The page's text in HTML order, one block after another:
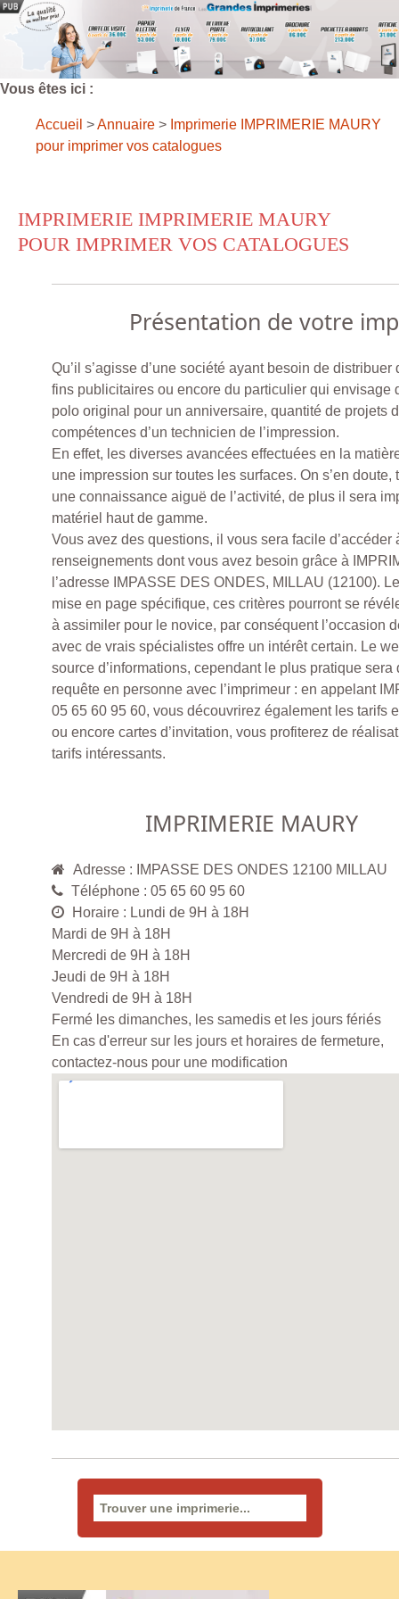
Vous êtes ici :
Accueil >Annuaire > Imprimerie IMPRIMERIE MAURY
pour imprimer vos catalogues
IMPRIMERIE IMPRIMERIE MAURY
POUR IMPRIMER VOS CATALOGUES
Présentation de votre
Qu’il s’agisse d’une société ayant besoin de
fins publicitaires ou encore du particulier qui envisage
polo original pour un anniversaire, quantité de projets
compétences d’un technicien de l’impression.
En effet, les diverses avancées effectuées en la
une impression sur toutes les surfaces. On s’en
une connaissance aiguë de l’activité, de plus il sera
matériel haut de gamme.
Vous avez des questions, il vous sera facile d’accéder
renseignements dont vous avez besoin grâce à
l’adresse IMPASSE DES ONDES, MILLAU (12100).
mise en page spécifique, ces critères pourront se
à assimiler pour le novice, par conséquent l’occasion
avec de vrais spécialistes offre un intérêt certain. Le
source d’informations, cependant le plus pratique sera
requête en personne avec l’imprimeur : en appelant
05 65 60 95 60, vous découvrirez également les tarifs
ou encore cartes d’invitation, vous profiterez de
tarifs intéressants.
IMPRIMERIE MAURY
Adresse : IMPASSE DES ONDES 12100 MILLAU
Téléphone : 05 65 60 95 60
Horaire : Lundi de 9H à 18H
Mardi de 9H à 18H
Mercredi de 9H à 18H
Jeudi de 9H à 18H
Vendredi de 9H à 18H
Fermé les dimanches, les samedis et les jours fériés
En cas d'erreur sur les jours et horaires de fermeture,
contactez-nous pour une modification
Rechercher